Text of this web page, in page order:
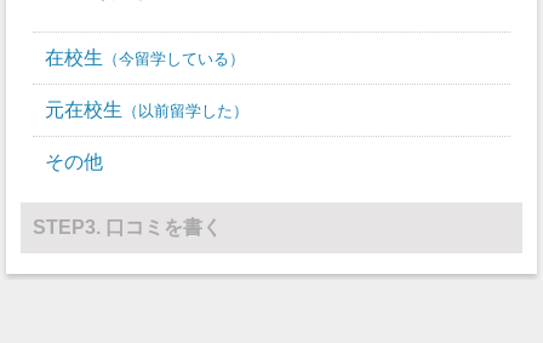
在校生 今留学している
元在校生 以前留学した
その他
STEP3. 口コミを書く